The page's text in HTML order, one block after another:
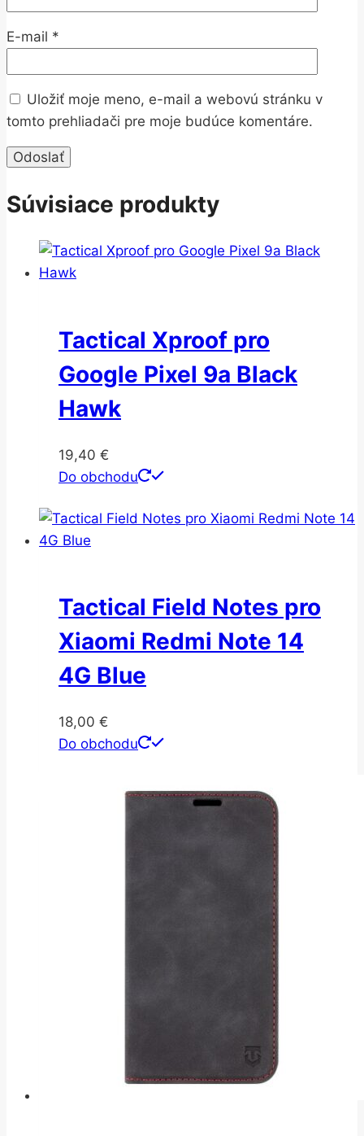
E-mail *
Uložiť moje meno, e-mail a webovú stránku v
tomto prehliadači pre moje budúce komentáre.
Súvisiace produkty
Tactical Xproof pro
Google Pixel 9a Black
Hawk
19,40 €
Do obchodu
Tactical Field Notes pro
Xiaomi Redmi Note 14
4G Blue
18,00 €
Do obchodu